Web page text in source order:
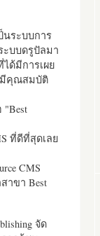
นระบบการ
ะบบดรูปัลมา
ด้มีการเผย
มีคุณสมบัติ
"Best
ที่ดีที่สุดเลย
CMS
าขา Best
จัด